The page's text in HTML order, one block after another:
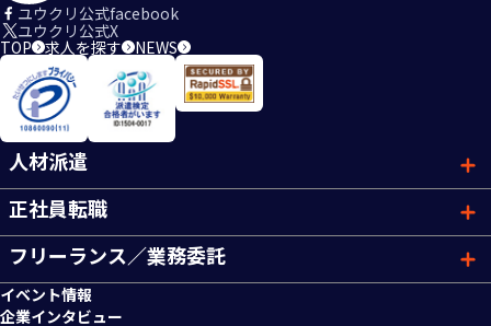
ユウクリ公式facebook
ユウクリ公式X
TOP 求人を探す NEWS
人材派遣
正社員転職
フリーランス／業務委託
イベント情報
企業インタビュー